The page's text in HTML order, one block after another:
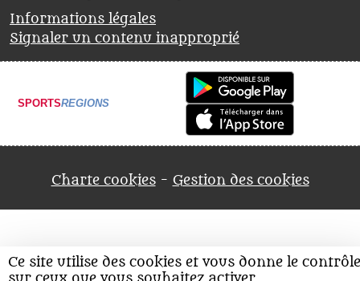
Informations légales
Signaler un contenu inapproprié
SPORTSREGIONS
Charte cookies Gestion des cookies
Ce site utilise des cookies et vous donne le contrôle